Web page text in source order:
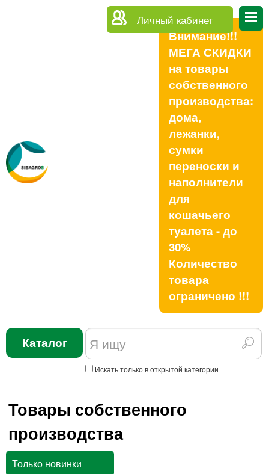
Личный кабинет
Внимание!!!
МЕГА СКИДКИ
на товары
собственного
производства:
дома,
лежанки,
сумки
переноски и
наполнители
для
кошачьего
туалета - до
30%
Количество
товара
ограничено !!!
Каталог
Искать только в открытой категории
Товары собственного
производства
Только новинки